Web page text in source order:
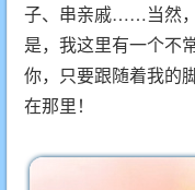
子、串亲戚……当然
是，我这里有一个不
你，只要跟随着我的
在那里！